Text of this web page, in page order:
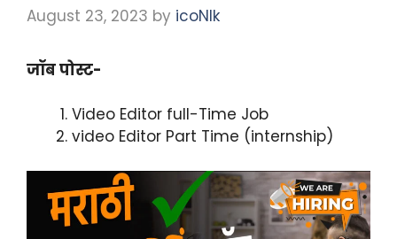
August 23, 2023 by icoNIk
जॉब पोस्ट-
Video Editor full-Time Job
video Editor Part Time (internship)